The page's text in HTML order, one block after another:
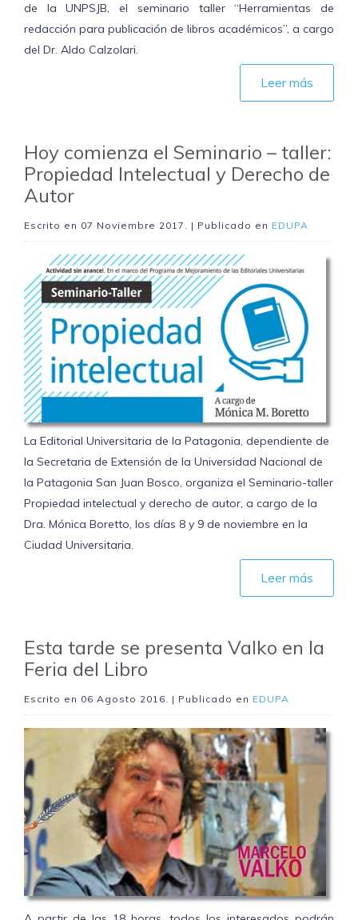
de la UNPSJB, el seminario taller “Herramientas de
redacción para publicación de libros académicos”, a cargo
del Dr. Aldo Calzolari.
Leer más
Hoy comienza el Seminario – taller:
Propiedad Intelectual y Derecho de
Autor
Escrito en 07 Noviembre 2017 . | Publicado en EDUPA
La Editorial Universitaria de la Patagonia, dependiente de
la Secretaria de Extensión de la Universidad Nacional de
la Patagonia San Juan Bosco, organiza el Seminario-taller
Propiedad intelectual y derecho de autor, a cargo de la
Dra. Mónica Boretto, los días 8 y 9 de noviembre en la
Ciudad Universitaria.
Leer más
Esta tarde se presenta Valko en la
Feria del Libro
Escrito en 06 Agosto 2016. | Publicado en EDUPA